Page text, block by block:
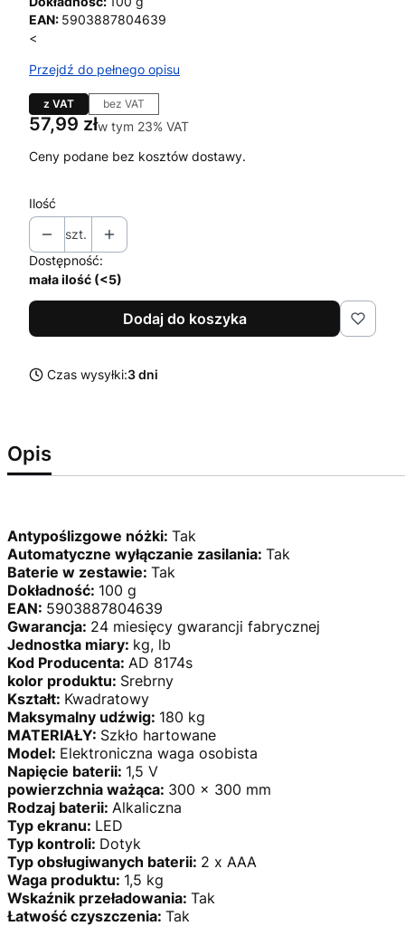
EAN: 5903887804639
<
Przejdź do pełnego opisu
z VAT bez VAT
Cena
57,99 złw tym 23% VAT
w tym 23% VAT
Ceny podane bez kosztów dostawy.
Ilość
szt.
Dostępność:
mała ilość (<5)
Dodaj do koszyka
Czas wysyłki:3 dni
Opis
Antypoślizgowe nóżki: Tak
Automatyczne wyłączanie zasilania: Tak
Baterie w zestawie: Tak
Dokładność: 100 g
EAN: 5903887804639
Gwarancja: 24 miesięcy gwarancji fabrycznej
Jednostka miary: kg, lb
Kod Producenta: AD 8174s
kolor produktu: Srebrny
Kształt: Kwadratowy
Maksymalny udźwig: 180 kg
MATERIAŁY: Szkło hartowane
Model: Elektroniczna waga osobista
Napięcie baterii: 1,5 V
powierzchnia ważąca: 300 x 300 mm
Rodzaj baterii: Alkaliczna
Typ ekranu: LED
Typ kontroli: Dotyk
Typ obsługiwanych baterii: 2 x AAA
Waga produktu: 1,5 kg
Wskaźnik przeładowania: Tak
Łatwość czyszczenia: Tak